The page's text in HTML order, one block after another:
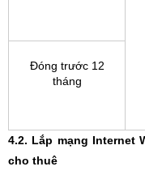
Đóng trước 12
tháng
4.2. Lắp mạng Internet
cho thuê